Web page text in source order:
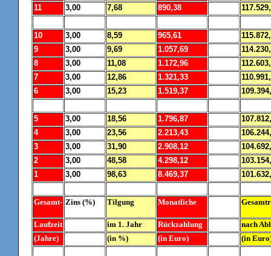
11 3,00 7,68 890,38
10 3,00 8,59 965,61
9
3,00 9,69 1.057,69
8
3,00 11,08 1.172,96
7
3,00 12,86 1.321,33
6
3,00 15,23 1.519,37
5 3,00 18,56 1.796,87
4
3,00 23,56 2.213,43
3
3,00 31,90 2.908,12
2
3,00 48,58 4.298,12
1
3,00 98,63 8.469,37
Gesamt- Zins (%) Tilgung Monatliche
Laufzeit im 1. Jahr Rückzahlung
nach
(Jahre)
(in %) (in Euro) (in